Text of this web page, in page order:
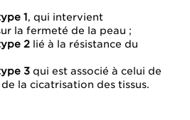
1, qui intervient
la fermeté de la peau ;
2 lié à la résistance du
3 qui est associé à celui de
la cicatrisation des tissus.